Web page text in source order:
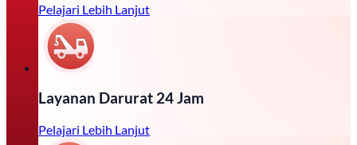
Pelajari Lebih Lanjut
Layanan Darurat 24 Jam
Pelajari Lebih Lanjut